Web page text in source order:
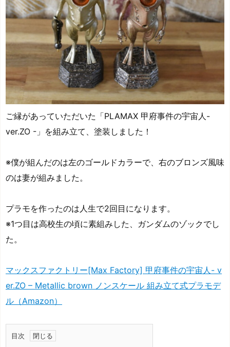
ご縁があっていただいた「PLAMAX 甲府事件の宇宙人-
ver.ZO -」を組み立て、塗装しました！
※僕が組んだのは左のゴールドカラーで、右のブロンズ風味
のは妻が組みました。
プラモを作ったのは人生で2回目になります。
※1つ目は高校生の頃に素組みした、ガンダムのゾックでし
た。
マックスファクトリー[Max Factory] 甲府事件の宇宙人- v
er.ZO – Metallic brown ノンスケール 組み立て式プラモデ
ル（Amazon）
目次